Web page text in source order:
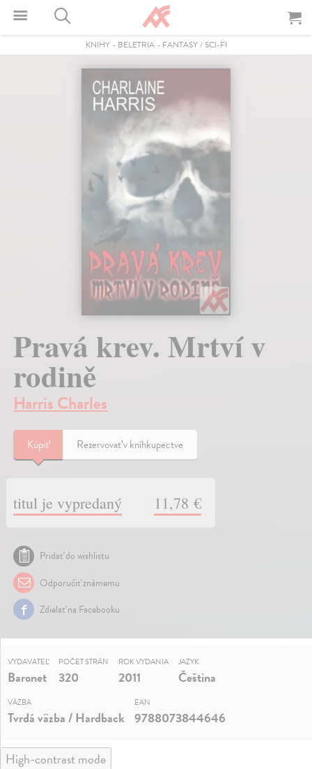
KNIHY- BELETRIA- FANTASY / SCI-FI
Pravá krev. Mrtví v
rodině
Harris Charles
Kúpiť Rezervovať v kníhkupectve
titul je vypredaný 11,78 €
Pridať do wishlistu
Odporučiť známemu
Zdielať na Facebooku
VYDAVATEĽ
Baronet
POČET STRÁN
320
ROK VYDANIA
2011
JAZYK
Čeština
VÄZBA
Tvrdá väzba / Hardback
EAN
9788073844646
High-contrast mode